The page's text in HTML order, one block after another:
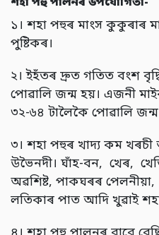
১। শহা পহুৰ মাংস কুকুৰাৰ
পুষ্টিকৰ।
২। ইহঁতৰ দ্ৰুত গতিত বংশ
পোৱালি জন্ম হয়। এজনী
৩২-৬৪ টালৈকৈ পোৱালি জন্ম
৩। শহা পহুৰ খাদ্য কম
উভৈনদী। ঘাঁহ-বন, খেৰ,
অৱশিষ্ট, পাকঘৰৰ
লতিকাৰ পাত আদি খুৱাই